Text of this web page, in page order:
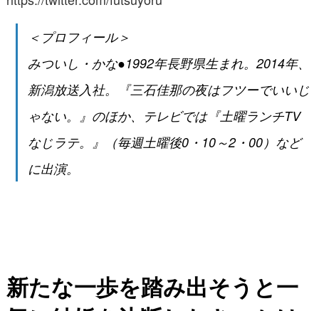
＜プロフィール＞
みついし・かな●1992年長野県生まれ。2014年、
新潟放送入社。『三石佳那の夜はフツーでいいじ
ゃない。』のほか、テレビでは『土曜ランチTV
なじラテ。』（毎週土曜後0・10～2・00）など
に出演。
新たな一歩を踏み出そうと一